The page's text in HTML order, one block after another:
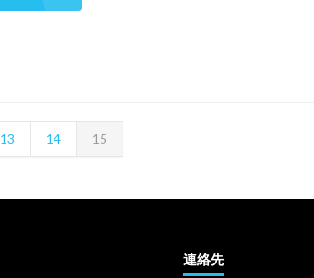
13 14 15
連絡先